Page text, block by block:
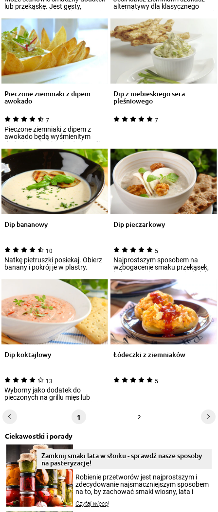
lub przekąskę. Jest gęsty,
wyrazisty i doskonale komponuje
się z pi...
alternatywy dla klasycznego
purée lub wersji z wody, przygotuj
t...
Pieczone ziemniaki z dipem
awokado
7
Pieczone ziemniaki z dipem z
awokado będą wyśmienitym
dodatkiem do obiadu, dań z grilla
lub smacz...
Dip z niebieskiego sera
pleśniowego
7
Dip bananowy
10
Natkę pietruszki posiekaj. Obierz
banany i pokrój je w plastry.
Dip pieczarkowy
5
Najprostszym sposobem na
wzbogacenie smaku przekąsek,
które serwujesz na przyjęciu lub
spotkaniu...
Dip koktajlowy
13
Wyborny jako dodatek do
pieczonych na grillu mięs lub
warzyw. Doskonale sprawdzi się
Łódeczki z ziemniaków
5
1 2
Ciekawostki i porady
Zamknij smaki lata w słoiku - sprawdź nasze sposoby
na pasteryzację!
Robienie przetworów jest najprostszym i
zdecydowanie najsmaczniejszym sposobem
na to, by zachować smaki wiosny, lata i
krajobrazów, by cieszyć nimi oko w sezonie
Czytaj więcej